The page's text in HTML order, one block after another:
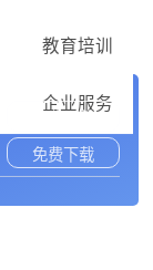
教育培训
企业服务
免费下载
免费下载